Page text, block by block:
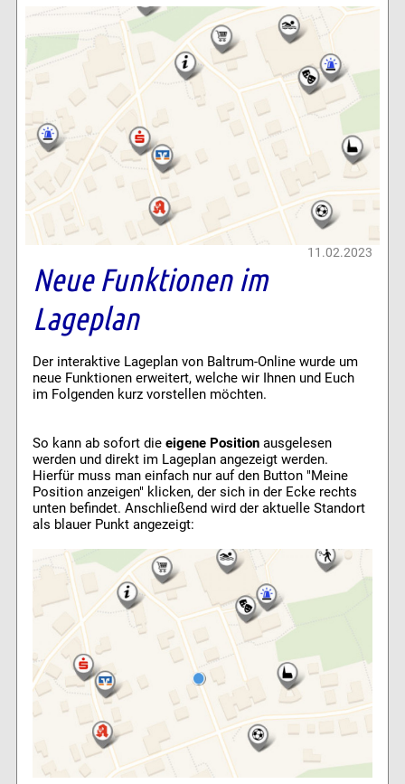
11.02.2023
Neue Funktionen im
Lageplan
Der interaktive Lageplan von Baltrum-Online wurde um
neue Funktionen erweitert, welche wir Ihnen und Euch
im Folgenden kurz vorstellen möchten.
So kann ab sofort die eigene Positionausgelesen
werden und direkt im Lageplan angezeigt werden.
Hierfür muss man einfach nur auf den Button "Meine
Position anzeigen" klicken, der sich in der Ecke rechts
unten befindet. Anschließend wird der aktuelle Standort
als blauer Punkt angezeigt: